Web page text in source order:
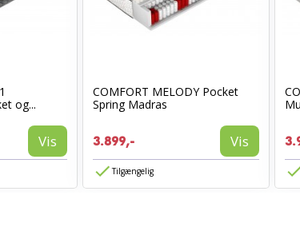
og...
Vis
COMFORT MELODY Pocket
Spring Madras
3.899,- Vis
Tilgængelig